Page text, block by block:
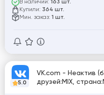
В наличии: 163 шт.
Купили: 364 шт.
Мин. заказ: 1 шт.
5.0
VK.com - Неактив
друзей:MIX,